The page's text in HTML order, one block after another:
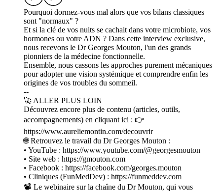
Pourquoi dormez-vous mal alors que vos bilans classiques
sont "normaux" ?
Et si la clé de vos nuits se cachait dans votre microbiote, vos
hormones ou votre ADN ? Dans cette interview exclusive,
nous recevons le Dr Georges Mouton, l'un des grands
pionniers de la médecine fonctionnelle.
Ensemble, nous cassons les approches purement mécaniques
pour adopter une vision systémique et comprendre enfin les
origines de vos troubles du sommeil.
--
🚀 ALLER PLUS LOIN
Découvrez encore plus de contenu (articles, outils,
accompagnements) en cliquant ici : 👉
https://www.aureliemontin.com/decouvrir
🌐 Retrouvez le travail du Dr Georges Mouton :
• YouTube : https://www.youtube.com/@georgesmouton
• Site web : https://gmouton.com
• Facebook : https://facebook.com/georges.mouton
• Cliniques (FunMedDev) : https://funmeddev.com
📽️ Le webinaire sur la chaîne du Dr Mouton, qui vous